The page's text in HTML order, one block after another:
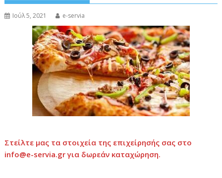
Ιούλ 5, 2021 e-servia
Στείλτε μας τα στοιχεία της επιχείρησής σας στο
info@e-servia.gr για δωρεάν καταχώρηση.